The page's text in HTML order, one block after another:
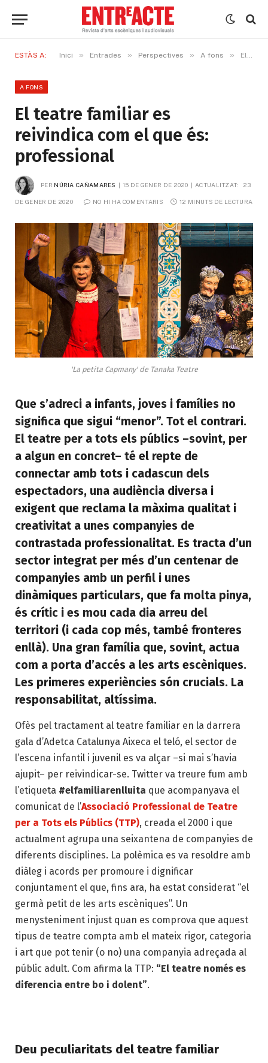
ESTÀS A: Inici » Entrades » Perspectives » A fons » El teatre familiar es reivindica com el que és: professional
A FONS
El teatre familiar es
reivindica com el que és:
professional
PER NÚRIA CAÑAMARES 15 DE GENER DE 2020 ACTUALITZAT: 23
DE GENER DE 2020 NO HI HA COMENTARIS 12 MINUTS DE LECTURA
'La petita Capmany' de Tanaka Teatre
Que s’adreci a infants, joves i famílies no
significa que sigui “menor”. Tot el contrari.
El teatre per a tots els públics –sovint, per
a algun en concret– té el repte de
connectar amb tots i cadascun dels
espectadors, una audiència diversa i
exigent que reclama la màxima qualitat i
creativitat a unes companyies de
contrastada professionalitat. Es tracta d’un
sector integrat per més d’un centenar de
companyies amb un perfil i unes
dinàmiques particulars, que fa molta pinya,
és crític i es mou cada dia arreu del
territori (i cada cop més, també fronteres
enllà). Una gran família que, sovint, actua
com a porta d’accés a les arts escèniques.
Les primeres experiències són crucials. La
responsabilitat, altíssima.
Ofès pel tractament al teatre familiar en la darrera
gala d’Adetca Catalunya Aixeca el teló, el sector de
l’escena infantil i juvenil es va alçar –si mai s’havia
ajupit– per reivindicar-se. Twitter va treure fum amb
l’etiqueta #elfamiliarenlluita que acompanyava el
comunicat de l’Associació Professional de Teatre
per a Tots els Públics (TTP), creada el 2000 i que
actualment agrupa una seixantena de companyies de
diferents disciplines. La polèmica es va resoldre amb
diàleg i acords per promoure i dignificar
conjuntament el que, fins ara, ha estat considerat “el
germà petit de les arts escèniques”. Un
menysteniment injust quan es comprova que aquest
tipus de teatre compta amb el mateix rigor, categoria
i art que pot tenir (o no) una companyia adreçada al
públic adult. Com afirma la TTP: “El teatre només es
diferencia entre bo i dolent”.
Deu peculiaritats del teatre familiar